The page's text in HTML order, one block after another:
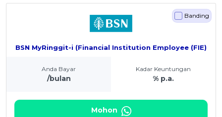
BSN MyRinggit-i (Financial Institution Employee (FIE)
Banding
Anda Bayar
/bulan
Kadar Keuntungan
% p.a.
Mohon